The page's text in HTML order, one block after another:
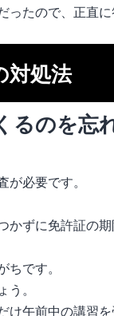
ったので、正直
対処法
るのを忘
必要です。
ずに免許証の
です。
。
け午前中の講習